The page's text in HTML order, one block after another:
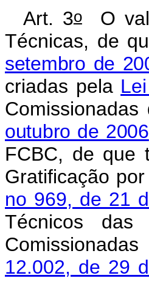
Art. 3oO
Técnicas, de
setembro de
criadas pela
outubro de 2006
FCBC, de que
Gratificação
no 969, de 21
Técnicos das
12.002, de 29